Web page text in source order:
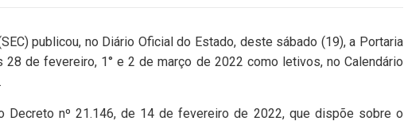
publicou, no Diário Oficial do Estado, deste sábado (19), a Portaria
de fevereiro, 1° e 2 de março de 2022 como letivos, no Calendário
Decreto nº 21.146, de 14 de fevereiro de 2022, que dispõe sobre o